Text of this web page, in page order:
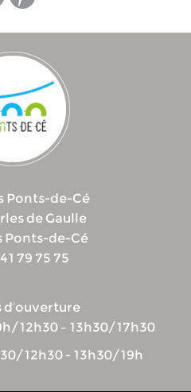
Ponts-de-Cé
de Gaulle
Ponts-de-Cé
79 75 75
d’ouverture
12h30 – 13h30/17h30
12h30 - 13h30/19h